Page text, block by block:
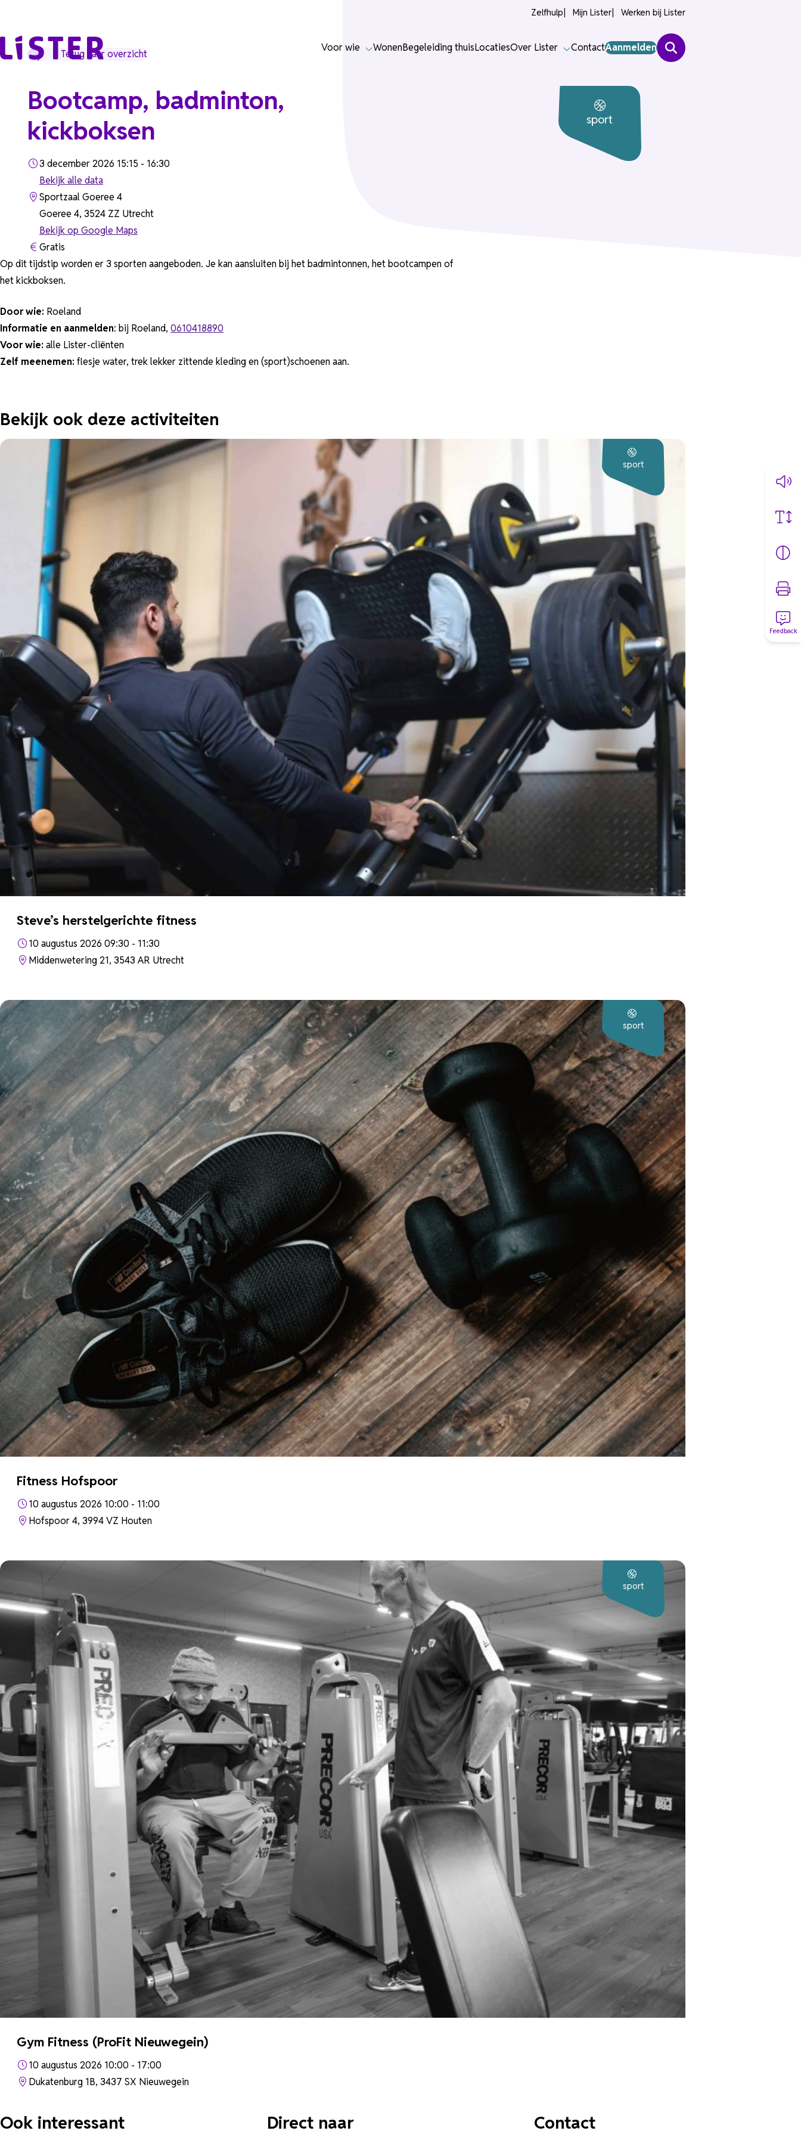
Zelfhulp Mijn Lister Werken bij Lister
Voor wie WonenBegeleiding thuisLocatiesOver Lister ContactAanmelden
Feedback
Terug naar overzicht
Bootcamp, badminton,
kickboksen
3 december 2026 15:15 - 16:30
Bekijk alle data
Sportzaal Goeree 4
Goeree 4, 3524 ZZ Utrecht
Bekijk op Google Maps
Gratis
sport
Op dit tijdstip worden er 3 sporten aangeboden. Je kan aansluiten bij het badmintonnen, het bootcampen of
het kickboksen.
Door wie: Roeland
Informatie en aanmelden: bij Roeland, 0610418890
Voor wie: alle Lister-cliënten
Zelf meenemen: flesje water, trek lekker zittende kleding en (sport)schoenen aan.
Bekijk ook deze activiteiten
sport
Steve’s herstelgerichte fitness
10 augustus 2026 09:30 - 11:30
Middenwetering 21, 3543 AR Utrecht
sport
Fitness Hofspoor
10 augustus 2026 10:00 - 11:00
Hofspoor 4, 3994 VZ Houten
sport
Gym Fitness (ProFit Nieuwegein)
10 augustus 2026 10:00 - 17:00
Dukatenburg 1B, 3437 SX Nieuwegein
Ook interessant Direct naar Contact